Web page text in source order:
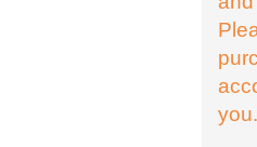
you.